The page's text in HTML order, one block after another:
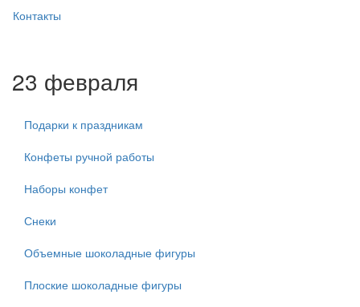
Контакты
23 февраля
Подарки к праздникам
Конфеты ручной работы
Наборы конфет
Снеки
Объемные шоколадные фигуры
Плоские шоколадные фигуры